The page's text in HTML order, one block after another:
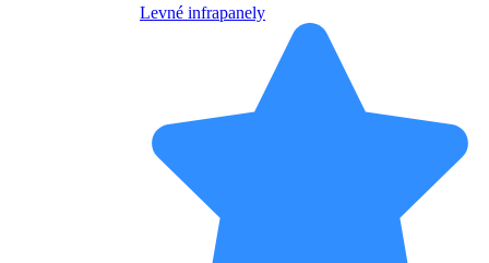
Levné infrapanely